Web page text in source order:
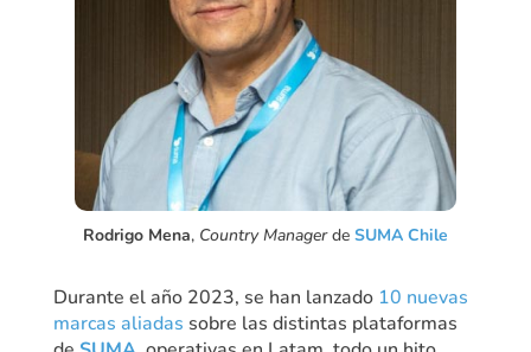
Rodrigo Mena, Country Managerde SUMA Chile
Durante el año 2023, se han lanzado 10 nuevas
marcas aliadas sobre las distintas plataformas